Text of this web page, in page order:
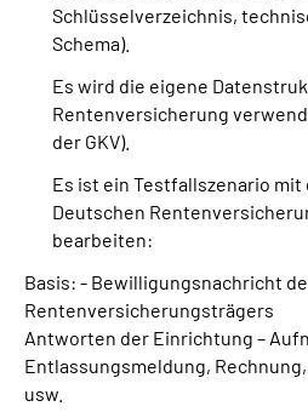
Schlüsselverzeichnis,
Schema).
Es wird die eigene
Rentenversicherung
der GKV).
Es ist ein Testfallszenario
Deutschen
bearbeiten:
Basis: - Bewilligungsnachricht
Rentenversicherungsträgers
Antworten der Einrichtung –
Entlassungsmeldung,
usw.